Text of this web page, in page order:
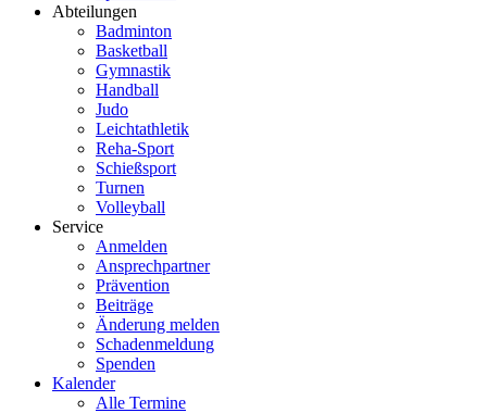
Abteilungen
Badminton
Basketball
Gymnastik
Handball
Judo
Leichtathletik
Reha-Sport
Schießsport
Turnen
Volleyball
Service
Anmelden
Ansprechpartner
Prävention
Beiträge
Änderung melden
Schadenmeldung
Spenden
Kalender
Alle Termine